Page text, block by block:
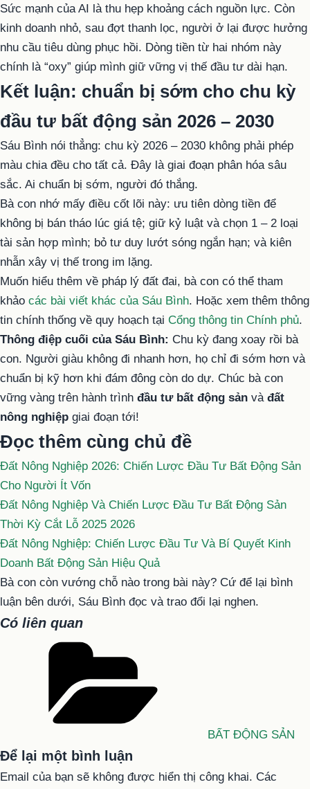
Sức mạnh của AI là thu hẹp khoảng cách nguồn lực. Còn
kinh doanh nhỏ, sau đợt thanh lọc, người ở lại được hưởng
nhu cầu tiêu dùng phục hồi. Dòng tiền từ hai nhóm này
chính là “oxy” giúp mình giữ vững vị thế đầu tư dài hạn.
Kết luận: chuẩn bị sớm cho chu kỳ
đầu tư bất động sản 2026 – 2030
Sáu Bình nói thẳng: chu kỳ 2026 – 2030 không phải phép
màu chia đều cho tất cả. Đây là giai đoạn phân hóa sâu
sắc. Ai chuẩn bị sớm, người đó thắng.
Bà con nhớ mấy điều cốt lõi này: ưu tiên dòng tiền để
không bị bán tháo lúc giá tệ; giữ kỷ luật và chọn 1 – 2 loại
tài sản hợp mình; bỏ tư duy lướt sóng ngắn hạn; và kiên
nhẫn xây vị thế trong im lặng.
Muốn hiểu thêm về pháp lý đất đai, bà con có thể tham
khảo các bài viết khác của Sáu Bình. Hoặc xem thêm thông
tin chính thống về quy hoạch tại Cổng thông tin Chính phủ.
Thông điệp cuối của Sáu Bình: Chu kỳ đang xoay rồi bà
con. Người giàu không đi nhanh hơn, họ chỉ đi sớm hơn và
chuẩn bị kỹ hơn khi đám đông còn do dự. Chúc bà con
vững vàng trên hành trình đầu tư bất động sản và đất
nông nghiệp giai đoạn tới!
Đọc thêm cùng chủ đề
Đất Nông Nghiệp 2026: Chiến Lược Đầu Tư Bất Động Sản
Cho Người Ít Vốn
Đất Nông Nghiệp Và Chiến Lược Đầu Tư Bất Động Sản
Thời Kỳ Cắt Lỗ 2025 2026
Đất Nông Nghiệp: Chiến Lược Đầu Tư Và Bí Quyết Kinh
Doanh Bất Động Sản Hiệu Quả
Bà con còn vướng chỗ nào trong bài này? Cứ để lại bình
luận bên dưới, Sáu Bình đọc và trao đổi lại nghen.
Có liên quan
BẤT ĐỘNG SẢN
Để lại một bình luận
Email của bạn sẽ không được hiển thị công khai. Các